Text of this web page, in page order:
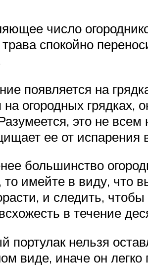
число
трава спокойно
появляется на
на огородных грядках,
это не всем
ее от испарения
большинство
то имейте в виду, что
и следить,
в течение
портулак нельзя
виде, иначе он легко